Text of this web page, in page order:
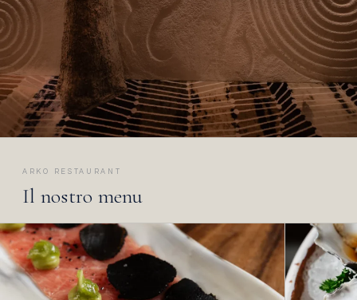
ARKO RESTAURANT
Il nostro menu